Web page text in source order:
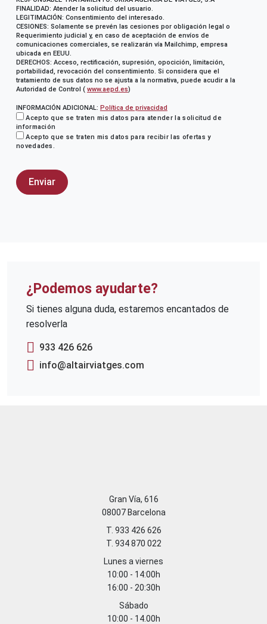
FINALIDAD: Atender la solicitud del usuario.
LEGITIMACIÓN: Consentimiento del interesado.
CESIONES: Solamente se prevén las cesiones por obligación legal o
Requerimiento judicial y, en caso de aceptación de envíos de
comunicaciones comerciales, se realizarán vía Mailchimp, empresa
ubicada en EEUU.
DERECHOS: Acceso, rectificación, supresión, opocición, limitación,
portabilidad, revocación del consentimiento. Si considera que el
tratamiento de sus datos no se ajusta a la normativa, puede acudir a la
Autoridad de Control ( www.aepd.es)
INFORMACIÓN ADICIONAL: Política de privacidad
Acepto que se traten mis datos para atender la solicitud de
información
Acepto que se traten mis datos para recibir las ofertas y
novedades.
¿Podemos ayudarte?
Si tienes alguna duda, estaremos encantados de
resolverla
933 426 626
info@altairviatges.com
Gran Vía, 616
08007 Barcelona
T. 933 426 626
T. 934 870 022
Lunes a viernes
10:00 - 14:00h
16:00 - 20:30h
Sábado
10:00 - 14.00h